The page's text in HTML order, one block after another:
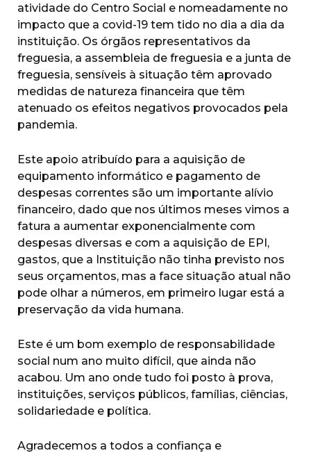
atividade do Centro Social e nomeadamente no
impacto que a covid-19 tem tido no dia a dia da
instituição. Os órgãos representativos da
freguesia, a assembleia de freguesia e a junta de
freguesia, sensíveis à situação têm aprovado
medidas de natureza financeira que têm
atenuado os efeitos negativos provocados pela
pandemia.
Este apoio atribuído para a aquisição de
equipamento informático e pagamento de
despesas correntes são um importante alívio
financeiro, dado que nos últimos meses vimos a
fatura a aumentar exponencialmente com
despesas diversas e com a aquisição de EPI,
gastos, que a Instituição não tinha previsto nos
seus orçamentos, mas a face situação atual não
pode olhar a números, em primeiro lugar está a
preservação da vida humana.
Este é um bom exemplo de responsabilidade
social num ano muito difícil, que ainda não
acabou. Um ano onde tudo foi posto à prova,
instituições, serviços públicos, famílias, ciências,
solidariedade e política.
Agradecemos a todos a confiança e